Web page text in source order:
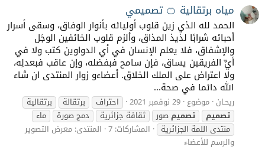
مياه برتقالية 🍊 تصميمي
الحمد لله الذي زين قلوب أوليائه بأنوار الوفاق، وسقى أسرار
أحبائه شرابًا لذيذ المذاق، وألزم قلوب الخائفين الوجَل
والإشفاق، فلا يعلم الإنسان في أي الدواوين كتب ولا في
أيِّ الفريقين يساق، فإن سامح فبفضله، وإن عاقب فبعدلِه،
ولا اعتراض على الملك الخلاق. أعضاءو زوار المنتدى ان شاء
الله دائما في صحة...
ريحـان موضوع 29 نوفمبر 2021 احتراف برتقالة
برتقالية
تصميم
تصميمصور ثقافة جزائرية دمج صورة
ماء
منتدى اللمة الجزائرية
المشاركات: 7 المنتدى: معرض التصوير
والرسم للأعضاء